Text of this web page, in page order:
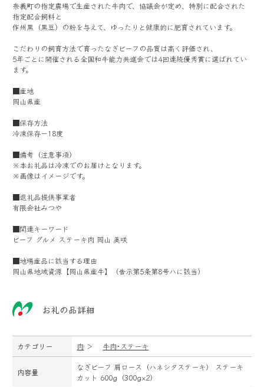
奈義町の指定農場で生産された牛肉で、協議会が定め、特別に配合された
指定配合飼料と
作州黒（黒豆）の粉を与えて、ゆったりと健康的に肥育されています。
こだわりの飼育方法で育ったなぎビーフの品質は高く評価され、
5年ごとに開催される全国和牛能力共進会では4回連続優秀賞に選ばれてい
ます。
■産地
岡山県産
■保存方法
冷凍保存－18度
■備考（注意事項）
※本お礼品は冷凍でのお届けとなります。
※画像はイメージです。
■返礼品提供事業者
有限会社みつや
■関連キーワード
ビーフ グルメ ステーキ肉 岡山 美咲
■地場産品に該当する理由
岡山県地域資源【岡山県産牛】（告示第5条第8号ハに該当）
お礼の品詳細
カテゴリー 肉 ＞ 牛肉･ステーキ
内容量
なぎビーフ 肩ロース（ハネシタステーキ） ステーキ
カット 600g（300g×2）